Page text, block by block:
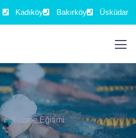
Kadıköy Bakırköy Üsküdar
Yüzme Eğitimi